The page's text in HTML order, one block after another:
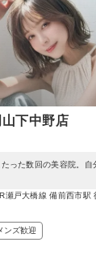
下中野店
った数回の美容院。自
瀬戸大橋線 備前西市駅
ンズ歓迎